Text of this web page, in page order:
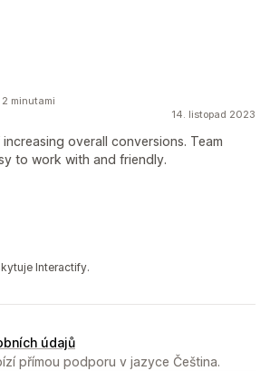
14. listopad 2023
overall conversions. Team
to work with and friendly.
minutami
Interactify.
údajů
přímou podporu v jazyce Čeština.